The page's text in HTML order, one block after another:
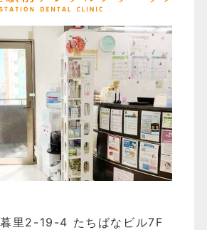
里2-19-4 たちばなビル7F